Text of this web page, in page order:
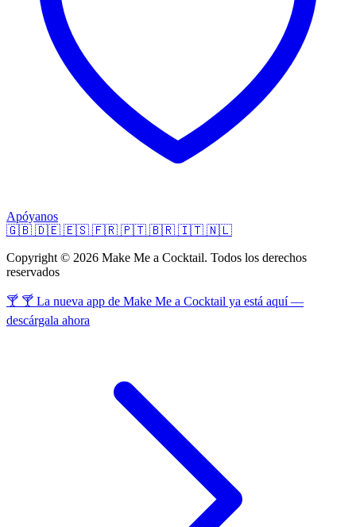
Apóyanos
🇬🇧 🇩🇪 🇪🇸 🇫🇷 🇵🇹 🇧🇷 🇮🇹 🇳🇱
Copyright © 2026 Make Me a Cocktail. Todos los derechos
reservados
🍸 🍸 La nueva app de Make Me a Cocktail ya está aquí —
descárgala ahora